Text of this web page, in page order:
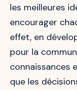
les meilleures
encourager
effet, en
pour la
connaissances
que les